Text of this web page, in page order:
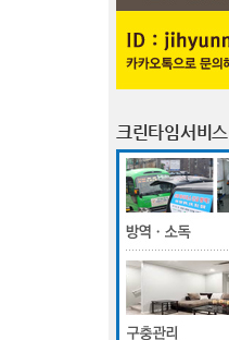
크린타임서비스